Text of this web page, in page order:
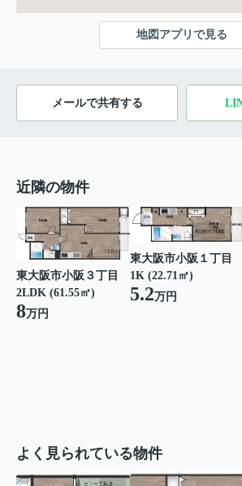
地図アプリで見る
メールで共有する
近隣の物件
東大阪市小阪３丁目
2LDK (61.55㎡)
8万円
東大阪市小阪１丁目
1K (22.71㎡)
5.2万円
よく見られている物件